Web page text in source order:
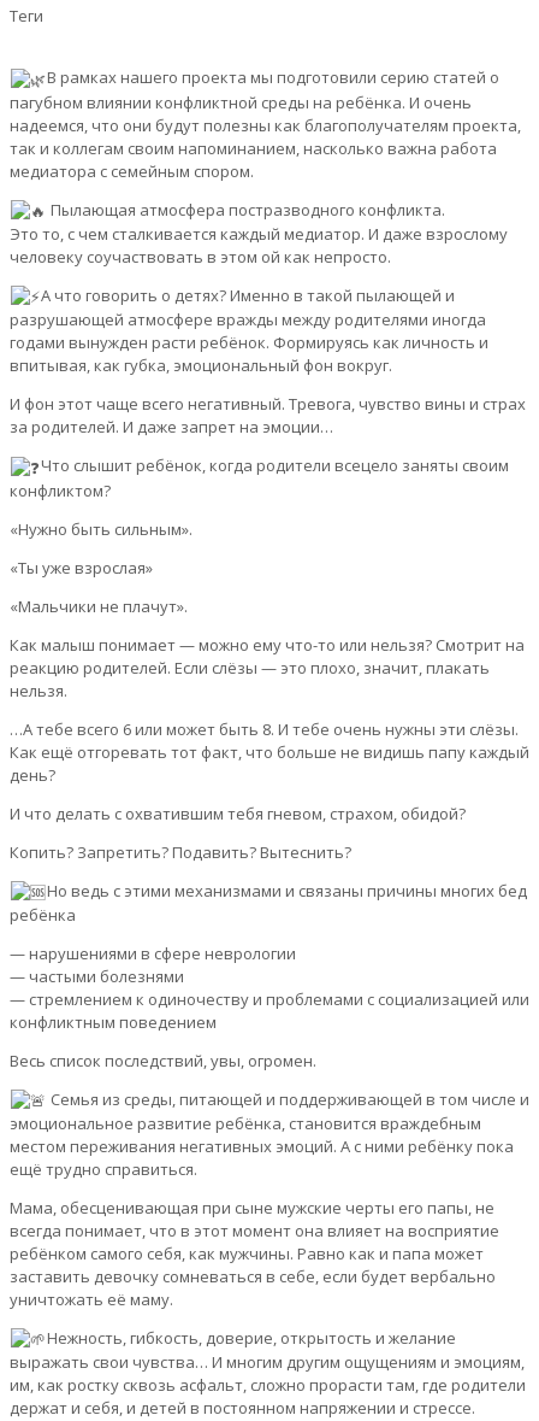
Теги
В рамках нашего проекта мы подготовили серию статей о
пагубном влиянии конфликтной среды на ребёнка. И очень
надеемся, что они будут полезны как благополучателям проекта,
так и коллегам своим напоминанием, насколько важна работа
медиатора с семейным спором.
Пылающая атмосфера постразводного конфликта.
Это то, с чем сталкивается каждый медиатор. И даже взрослому
человеку соучаствовать в этом ой как непросто.
А что говорить о детях? Именно в такой пылающей и
разрушающей атмосфере вражды между родителями иногда
годами вынужден расти ребёнок. Формируясь как личность и
впитывая, как губка, эмоциональный фон вокруг.
И фон этот чаще всего негативный. Тревога, чувство вины и страх
за родителей. И даже запрет на эмоции…
Что слышит ребёнок, когда родители всецело заняты своим
конфликтом?
«Нужно быть сильным».
«Ты уже взрослая»
«Мальчики не плачут».
Как малыш понимает — можно ему что-то или нельзя? Смотрит на
реакцию родителей. Если слёзы — это плохо, значит, плакать
нельзя.
…А тебе всего 6 или может быть 8. И тебе очень нужны эти слёзы.
Как ещё отгоревать тот факт, что больше не видишь папу каждый
день?
И что делать с охватившим тебя гневом, страхом, обидой?
Копить? Запретить? Подавить? Вытеснить?
Но ведь с этими механизмами и связаны причины многих бед
ребёнка
— нарушениями в сфере неврологии
— частыми болезнями
— стремлением к одиночеству и проблемами с социализацией или
конфликтным поведением
Весь список последствий, увы, огромен.
Семья из среды, питающей и поддерживающей в том числе и
эмоциональное развитие ребёнка, становится враждебным
местом переживания негативных эмоций. А с ними ребёнку пока
ещё трудно справиться.
Мама, обесценивающая при сыне мужские черты его папы, не
всегда понимает, что в этот момент она влияет на восприятие
ребёнком самого себя, как мужчины. Равно как и папа может
заставить девочку сомневаться в себе, если будет вербально
уничтожать её маму.
Нежность, гибкость, доверие, открытость и желание
выражать свои чувства… И многим другим ощущениям и эмоциям,
им, как ростку сквозь асфальт, сложно прорасти там, где родители
держат и себя, и детей в постоянном напряжении и стрессе.